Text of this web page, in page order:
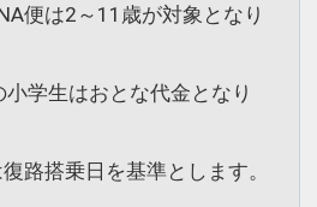
便は2～11歳が対象となり
学生はおとな代金となり
路搭乗日を基準とします。